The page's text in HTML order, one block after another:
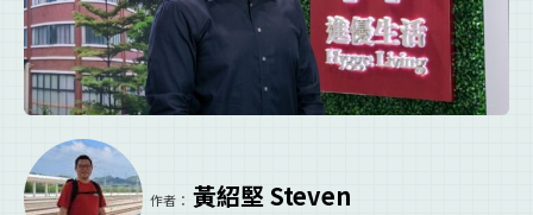
作者： 黃紹堅 Steven